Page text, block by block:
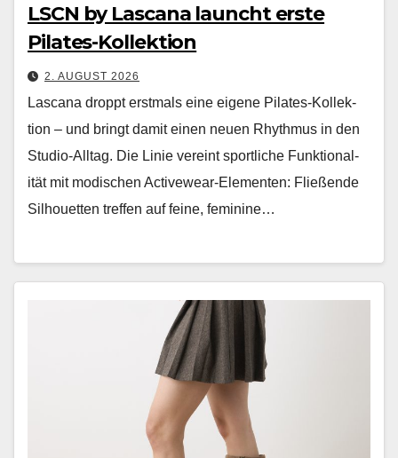
LSCN by Lascana launcht erste
Pilates-Kollektion
2. AUGUST 2026
Las­cana droppt erst­mals eine eigene Pilates-Kollek­
tion – und bringt damit einen neuen Rhyth­mus in den
Stu­dio-All­t­ag. Die Lin­ie vere­int sportliche Funk­tion­al­
ität mit modis­chen Activewear-Ele­menten: Fließende
Sil­hou­et­ten tre­f­fen auf feine, fem­i­nine…